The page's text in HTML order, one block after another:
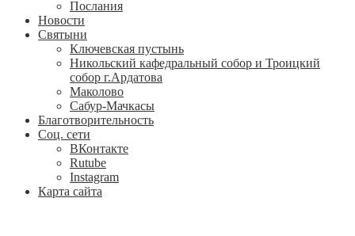
Послания
Новости
Святыни
Ключевская пустынь
Никольский кафедральный собор и Троицкий
собор г.Ардатова
Маколово
Сабур-Мачкасы
Благотворительность
Соц. сети
ВКонтакте
Rutube
Instagram
Карта сайта